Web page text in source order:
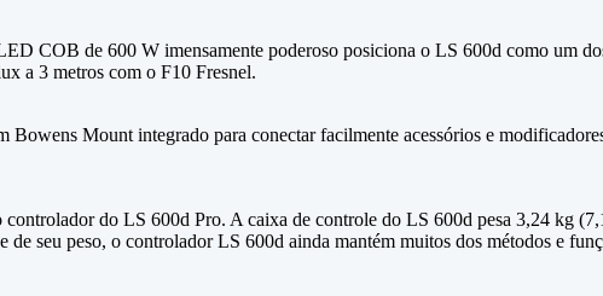
COB de 600 W imensamente poderoso posiciona o LS 600d como um
a 3 metros com o F10 Fresnel.
Mount integrado para conectar facilmente acessórios e
do LS 600d Pro. A caixa de controle do LS 600d pesa 3,24 kg
seu peso, o controlador LS 600d ainda mantém muitos dos métodos e